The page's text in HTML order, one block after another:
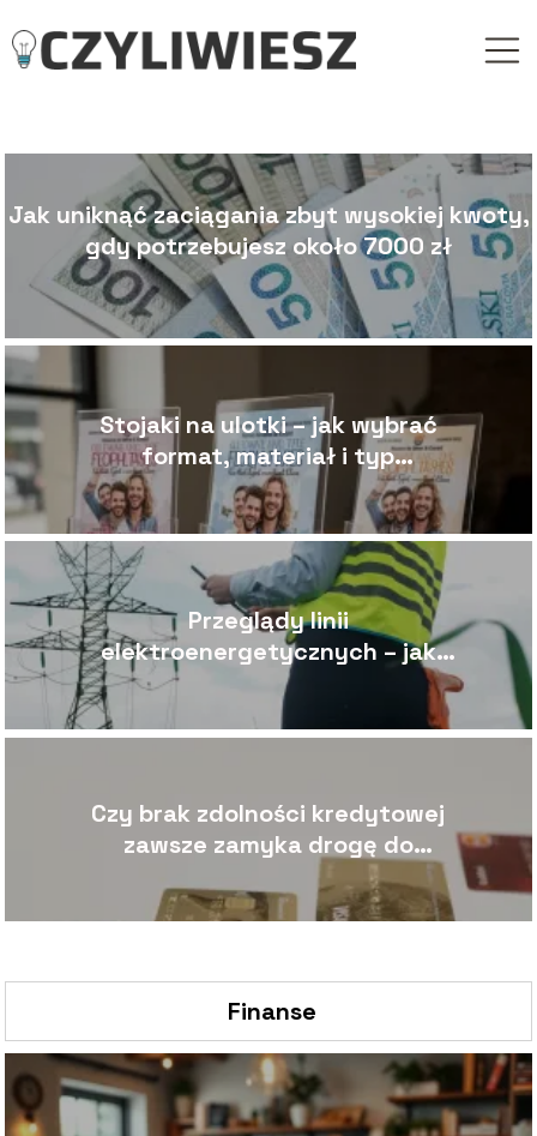
Jak uniknąć zaciągania zbyt wysokiej kwoty,
gdy potrzebujesz około 7000 zł
Stojaki na ulotki – jak wybrać
format, materiał i typ
ekspozytora?
Przeglądy linii
elektroenergetycznych – jak
często i jakimi metodami?
Czy brak zdolności kredytowej
zawsze zamyka drogę do
finansowania firmy?
Finanse